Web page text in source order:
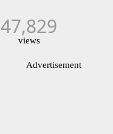
47,829
views
Advertisement